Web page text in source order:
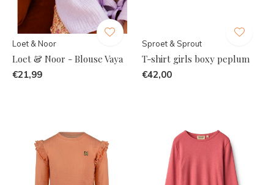
Loet & Noor
Loet & Noor - Blouse Vaya
€21,99
Sproet & Sprout
T-shirt girls boxy peplum
€42,00